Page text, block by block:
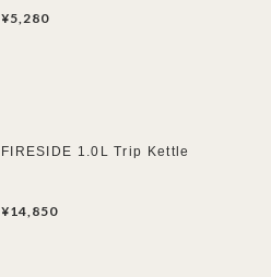
¥5,280
FIRESIDE 1.0L Trip Kettle
¥14,850